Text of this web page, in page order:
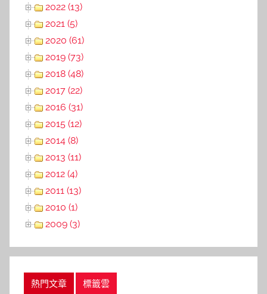
2022 (13)
2021 (5)
2020 (61)
2019 (73)
2018 (48)
2017 (22)
2016 (31)
2015 (12)
2014 (8)
2013 (11)
2012 (4)
2011 (13)
2010 (1)
2009 (3)
熱門文章 標籤雲